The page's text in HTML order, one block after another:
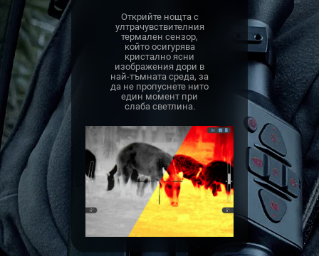
Открийте нощта с
ултрачувствителния
термален сензор,
който осигурява
кристално ясни
изображения дори в
най-тъмната среда, за
да не пропуснете нито
един момент при
слаба светлина.